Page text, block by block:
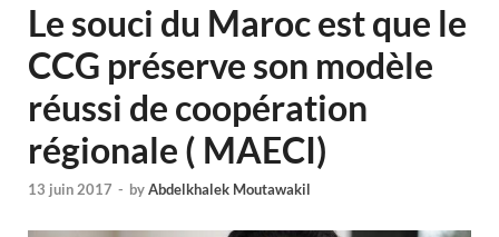
Le souci du Maroc est que le
CCG préserve son modèle
réussi de coopération
régionale ( MAECI)
13 juin 2017 - byAbdelkhalek Moutawakil